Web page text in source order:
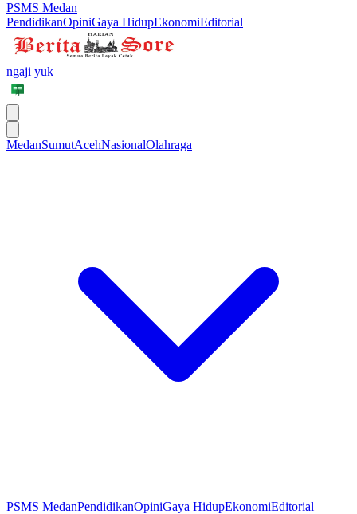
PSMS Medan
PendidikanOpiniGaya HidupEkonomiEditorial
ngaji yuk
MedanSumutAcehNasionalOlahraga
PSMS MedanPendidikanOpiniGaya HidupEkonomiEditorial